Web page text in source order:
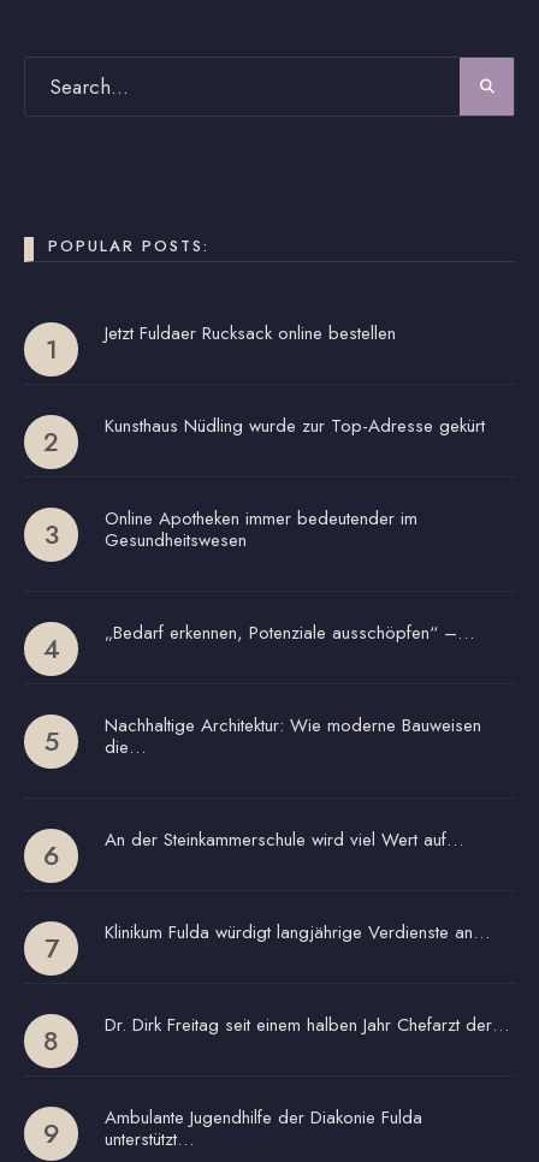
POPULAR POSTS:
Jetzt Fuldaer Rucksack online bestellen
Kunsthaus Nüdling wurde zur Top-Adresse gekürt
Online Apotheken immer bedeutender im
Gesundheitswesen
„Bedarf erkennen, Potenziale ausschöpfen“ –…
Nachhaltige Architektur: Wie moderne Bauweisen
die…
An der Steinkammerschule wird viel Wert auf…
Klinikum Fulda würdigt langjährige Verdienste an…
Dr. Dirk Freitag seit einem halben Jahr Chefarzt der…
Ambulante Jugendhilfe der Diakonie Fulda
unterstützt…